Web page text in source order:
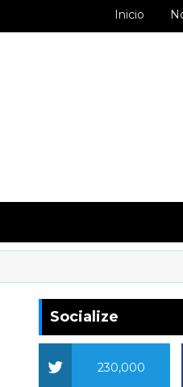
Inicio
Socialize
230,000